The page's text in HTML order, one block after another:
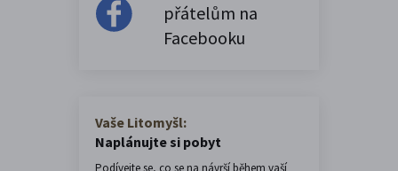
přátelům na
Facebooku
Vaše Litomyšl:
Naplánujte si pobyt
Podívejte se, co se na návrší během vaší